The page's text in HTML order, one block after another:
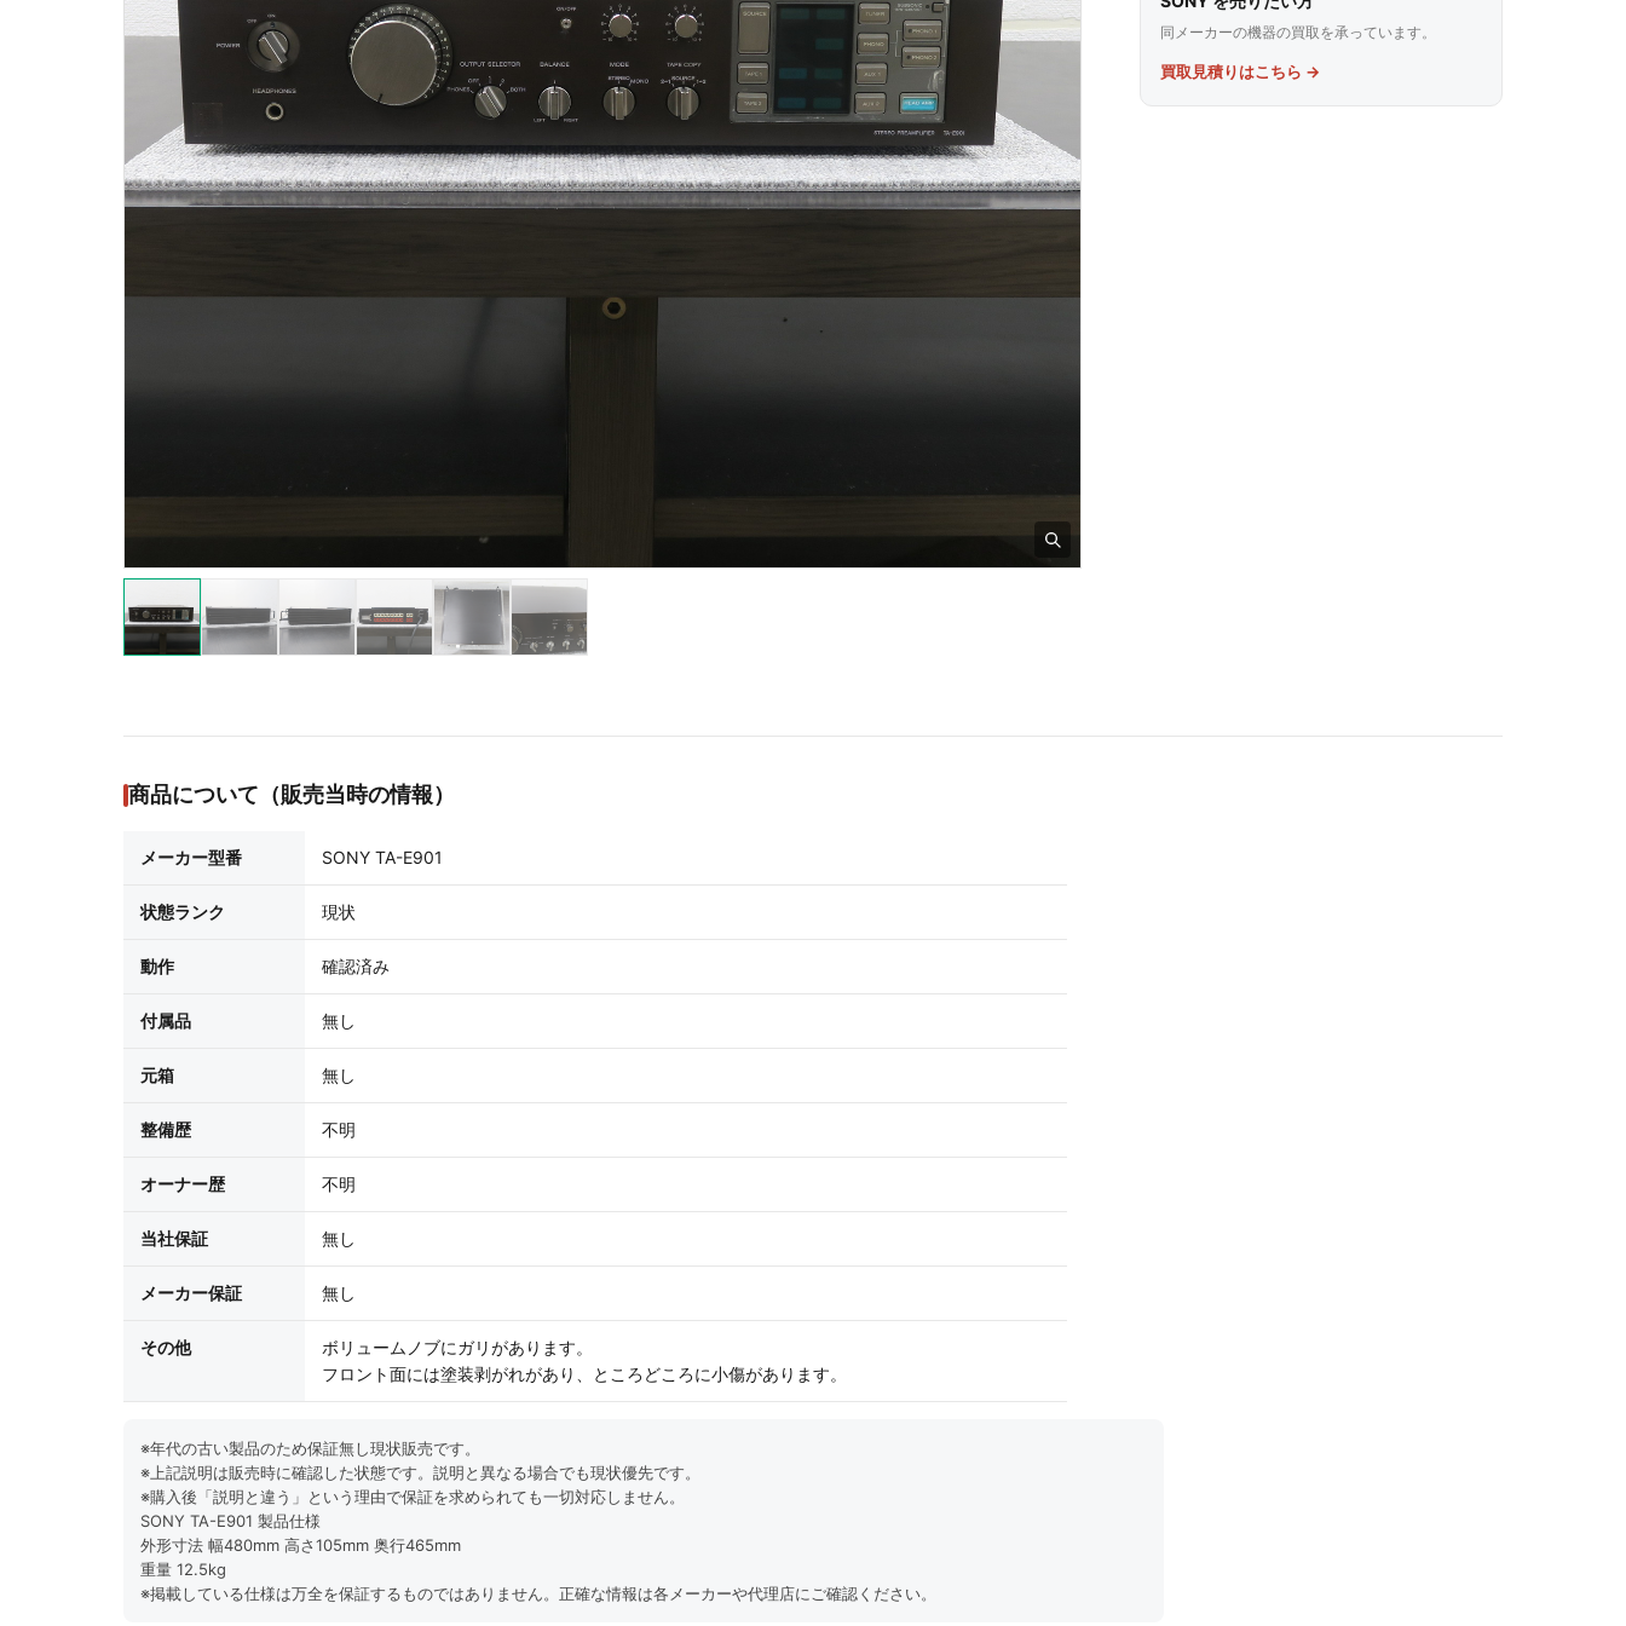
同メーカーの機器の買取を承っています。
買取見積りはこちら →
商品について（販売当時の情報）
メーカー型番 SONY TA-E901
状態ランク 現状
動作 確認済み
付属品 無し
元箱 無し
整備歴 不明
オーナー歴 不明
当社保証 無し
メーカー保証 無し
その他
ボリュームノブにガリがあります。
フロント面には塗装剥がれがあり、ところどころに小傷があります。
※年代の古い製品のため保証無し現状販売です。
※上記説明は販売時に確認した状態です。説明と異なる場合でも現状優先です。
※購入後「説明と違う」という理由で保証を求められても一切対応しません。
SONY TA-E901 製品仕様
外形寸法 幅480mm 高さ105mm 奥行465mm
重量 12.5kg
※掲載している仕様は万全を保証するものではありません。正確な情報は各メーカーや代理店にご確認ください。